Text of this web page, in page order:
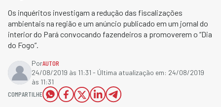
Os inquéritos investigam a redução das fiscalizações
ambientais na região e um anúncio publicado em um jornal do
interior do Pará convocando fazendeiros a promoverem o “Dia
do Fogo”.
PorAUTOR
24/08/2019 às 11:31 - Última atualização em: 24/08/2019
às 11:31
COMPARTILHE